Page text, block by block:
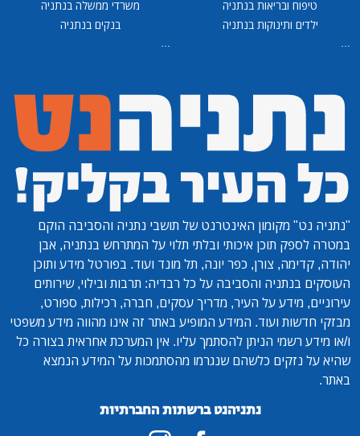
טיפוח ובריאות בנתניה
ילדים ותינוקות בנתניה
...
משרדי ממשלה בנתניה
בנקים בנתניה
...
"נתניה נט" מקומון האינטרנט של תושבי נתניה והסביבה הוקם
במטרה לספק תוכן איכותי ובלתי תלוי על המתרחש בנתניה, אבן
יהודה, קדימה, צורן, כפר יונה, תל מונד ועוד. בפורטל מידע ותוכן
העוסקים בנתניה והסביבה על כל רבדיה: תרבות ובילוי, שירותים
עירוניים, מידע על העיר, מדריך עסקים, חברה, רכילות, ספורט,
מבזקי חדשות ועוד. המידע המופיע באתר זה אינו מהווה מידע משפטי
ו/או מידע רשמי הניתן להסתמך עליו. אין המערכת אחראית בצורה כל
שהיא על נזקים כלשהם שנגרמו מהסתמכות על המידע הנמצא
באתר.
נתניהנט ברשתות החברתיות